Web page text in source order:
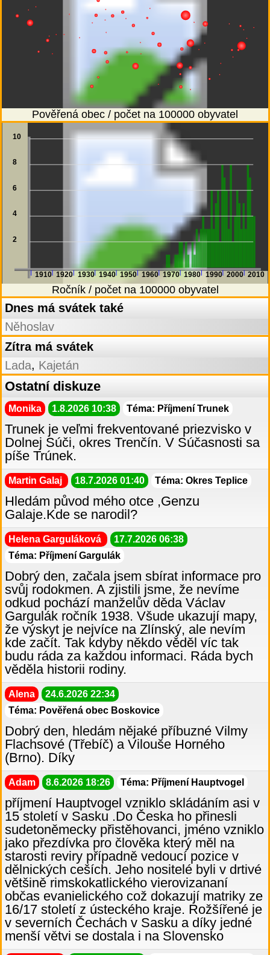
Pověřená obec / počet na 100000 obyvatel
1910 1920 1930 1940 1950 1960 1970 1980 1990 2000 2010
2
4
6
8
10
Ročník / počet na 100000 obyvatel
Dnes má svátek také
Něhoslav
Zítra má svátek
Lada, Kajetán
Ostatní diskuze
Monika 1.8.2026 10:38 Téma: Příjmení Trunek
Trunek je veľmi frekventované priezvisko v
Dolnej Súči, okres Trenčín. V Súčasnosti sa
píše Trúnek.
Martin Galaj 18.7.2026 01:40 Téma: Okres Teplice
Hledám původ mého otce ,Genzu
Galaje.Kde se narodil?
Helena Garguláková
17.7.2026 06:38
Téma: Příjmení Gargulák
Dobrý den, začala jsem sbírat informace pro
svůj rodokmen. A zjistili jsme, že nevíme
odkud pochází manželův děda Václav
Gargulák ročník 1938. Všude ukazují mapy,
že výskyt je nejvíce na Zlínský, ale nevím
kde začít. Tak kdyby někdo věděl víc tak
budu ráda za každou informaci. Ráda bych
věděla historii rodiny.
Alena
24.6.2026 22:34
Téma: Pověřená obec Boskovice
Dobrý den, hledám nějaké příbuzné Vilmy
Flachsové (Třebíč) a Vilouše Horného
(Brno). Díky
Adam 8.6.2026 18:26 Téma: Příjmení Hauptvogel
příjmení Hauptvogel vzniklo skládáním asi v
15 století v Sasku .Do Česka ho přinesli
sudetoněmecky přistěhovanci, jméno vzniklo
jako přezdívka pro člověka který měl na
starosti reviry případně vedoucí pozice v
dělnických ceších. Jeho nositelé byli v drtivé
většině rimskokatlického vierovizananí
občas evanielického což dokazují matriky ze
16/17 století z ústeckého kraje. Rožšířené je
v severních Čechách v Sasku a díky jedné
menší větvi se dostala i na Slovensko